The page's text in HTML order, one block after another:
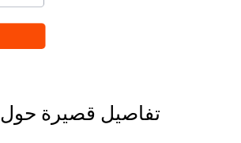
تفاصيل قصيرة حول